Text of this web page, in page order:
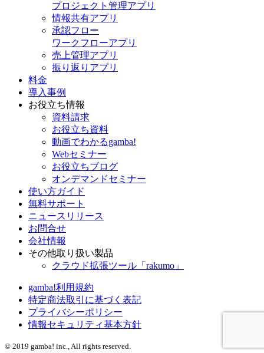
プロジェクト管理アプリ
情報共有アプリ
承認フロー
ワークフローアプリ
売上管理アプリ
振り返りアプリ
料金
導入事例
お役立ち情報
資料請求
お役立ち資料
動画でわかるgamba!
Webセミナー
お役立ちブログ
オンデマンドセミナー
使い方ガイド
無料サポート
ニュースリリース
お問合せ
会社情報
その他取り扱い製品
クラウド拡張ツール「rakumo」
gamba!利用規約
特定商法取引に基づく表記
プライバシーポリシー
情報セキュリティ基本方針
© 2019 gamba! inc., All rights reserved.